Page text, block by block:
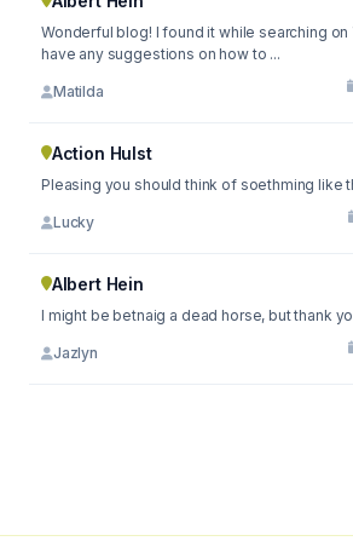
Wonderful blog! I found it while searching on
have any suggestions on how to ...
Matilda
Action Hulst
Pleasing you should think of soethming like
Lucky
Albert Hein
I might be betnaig a dead horse, but thank
Jazlyn